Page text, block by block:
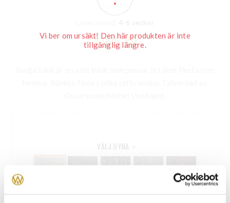
Vi ber om ursäkt! Den här produkten är inte
tillgänglig längre.
3 985 KR